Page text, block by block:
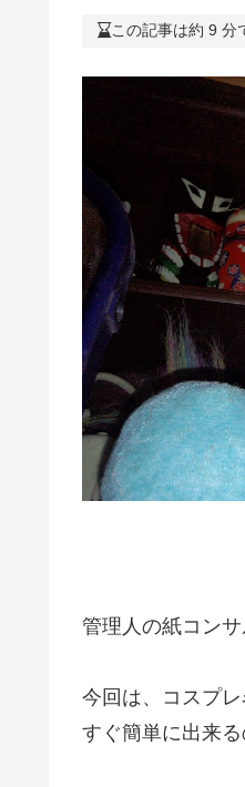
この記事は約 9 分
管理人の紙コンサ
今回は、コスプ
すぐ簡単に出来る